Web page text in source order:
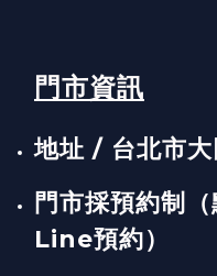
門市資訊
地址 / 台北市
門市採預約制
Line預約）